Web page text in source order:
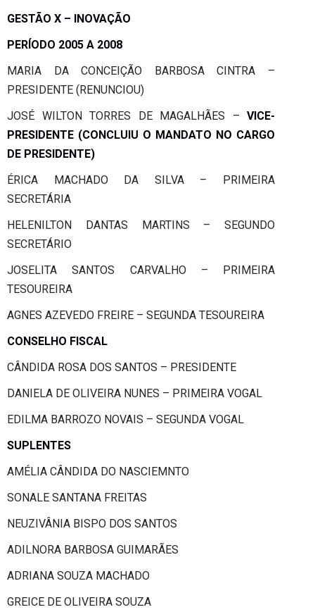
GESTÃO X – INOVAÇÃO
PERÍODO 2005 A 2008
MARIA DA CONCEIÇÃO BARBOSA CINTRA –
PRESIDENTE (RENUNCIOU)
JOSÉ WILTON TORRES DE MAGALHÃES – VICE-
PRESIDENTE (CONCLUIU O MANDATO NO CARGO
DE PRESIDENTE)
ÉRICA MACHADO DA SILVA – PRIMEIRA
SECRETÁRIA
HELENILTON DANTAS MARTINS – SEGUNDO
SECRETÁRIO
JOSELITA SANTOS CARVALHO – PRIMEIRA
TESOUREIRA
AGNES AZEVEDO FREIRE – SEGUNDA TESOUREIRA
CONSELHO FISCAL
CÂNDIDA ROSA DOS SANTOS – PRESIDENTE
DANIELA DE OLIVEIRA NUNES – PRIMEIRA VOGAL
EDILMA BARROZO NOVAIS – SEGUNDA VOGAL
SUPLENTES
AMÉLIA CÂNDIDA DO NASCIEMNTO
SONALE SANTANA FREITAS
NEUZIVÂNIA BISPO DOS SANTOS
ADILNORA BARBOSA GUIMARÃES
ADRIANA SOUZA MACHADO
GREICE DE OLIVEIRA SOUZA